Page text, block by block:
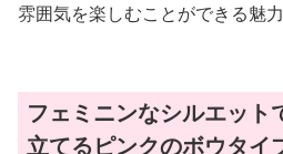
雰囲気を楽しむことができる魅
フェミニンなシルエット
立てるピンクのボウタイ